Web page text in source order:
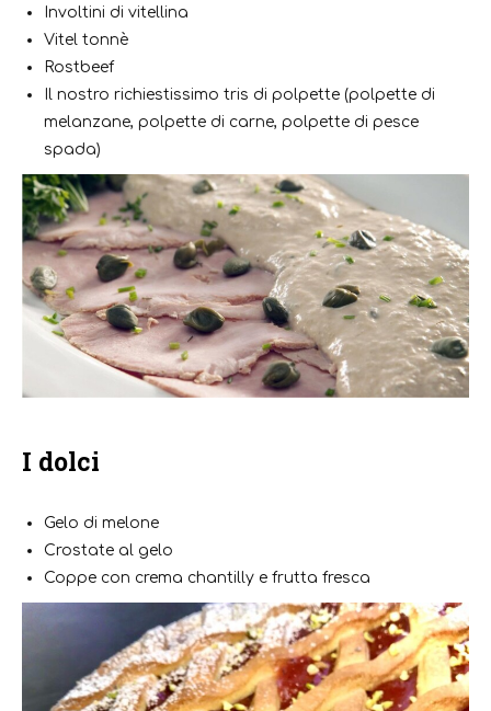
Involtini di vitellina
Vitel tonnè
Rostbeef
Il nostro richiestissimo tris di polpette (polpette di
melanzane, polpette di carne, polpette di pesce
spada)
I dolci
Gelo di melone
Crostate al gelo
Coppe con crema chantilly e frutta fresca